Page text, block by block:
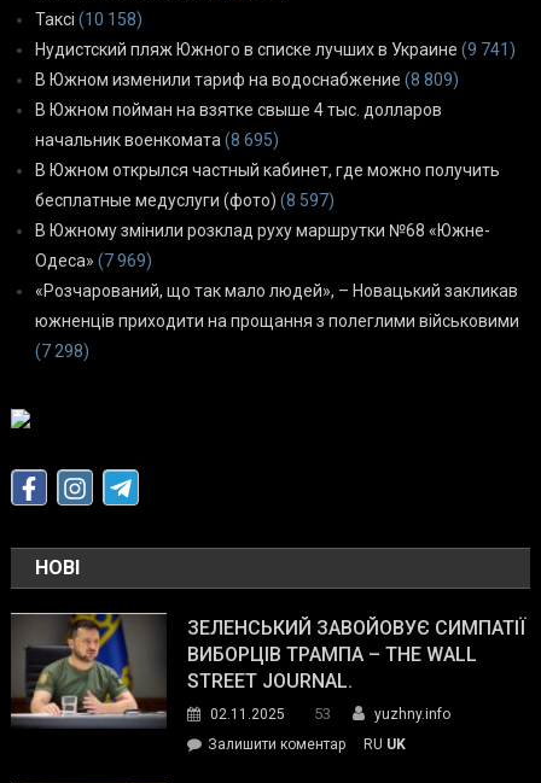
Таксі (10 158)
Нудистский пляж Южного в списке лучших в Украине (9 741)
В Южном изменили тариф на водоснабжение (8 809)
В Южном пойман на взятке свыше 4 тыс. долларов
начальник военкомата (8 695)
В Южном открылся частный кабинет, где можно получить
бесплатные медуслуги (фото) (8 597)
В Южному змінили розклад руху маршрутки №68 «Южне-
Одеса» (7 969)
«Розчарований, що так мало людей», – Новацький закликав
южненців приходити на прощання з полеглими військовими
(7 298)
НОВІ
ЗЕЛЕНСЬКИЙ ЗАВОЙОВУЄ СИМПАТІЇ
ВИБОРЦІВ ТРАМПА – THE WALL
STREET JOURNAL.
02.11.2025 53
yuzhny.info
Залишити коментарon
RU UK